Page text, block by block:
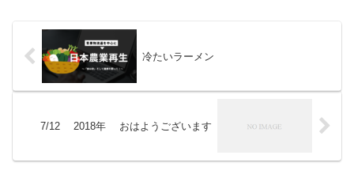
冷たいラーメン
7/12 2018年 おはようございます